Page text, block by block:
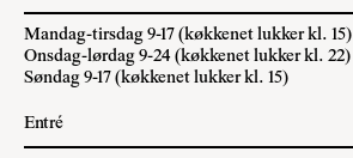
Mandag-tirsdag 9-17 (køkkenet lukker kl. 15)
Onsdag-lørdag 9-24 (køkkenet lukker kl. 22)
Søndag 9-17 (køkkenet lukker kl. 15)
Entré